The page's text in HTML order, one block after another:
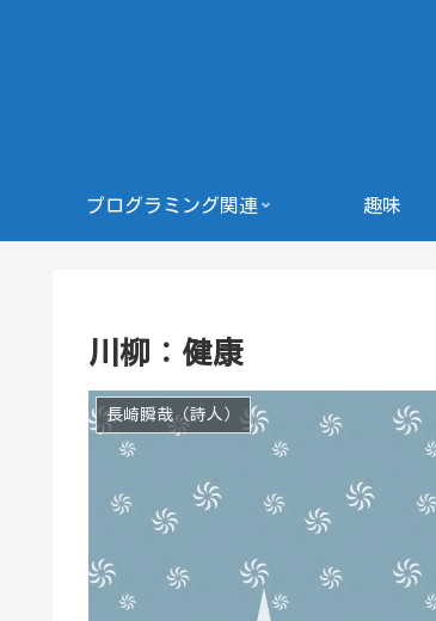
プログラミング関連 趣味
川柳：健康
長崎瞬哉（詩人）